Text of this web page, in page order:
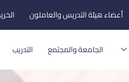
أعضاء هيئة التدريس والعاملون
الجامعة والمجتمع التدريب